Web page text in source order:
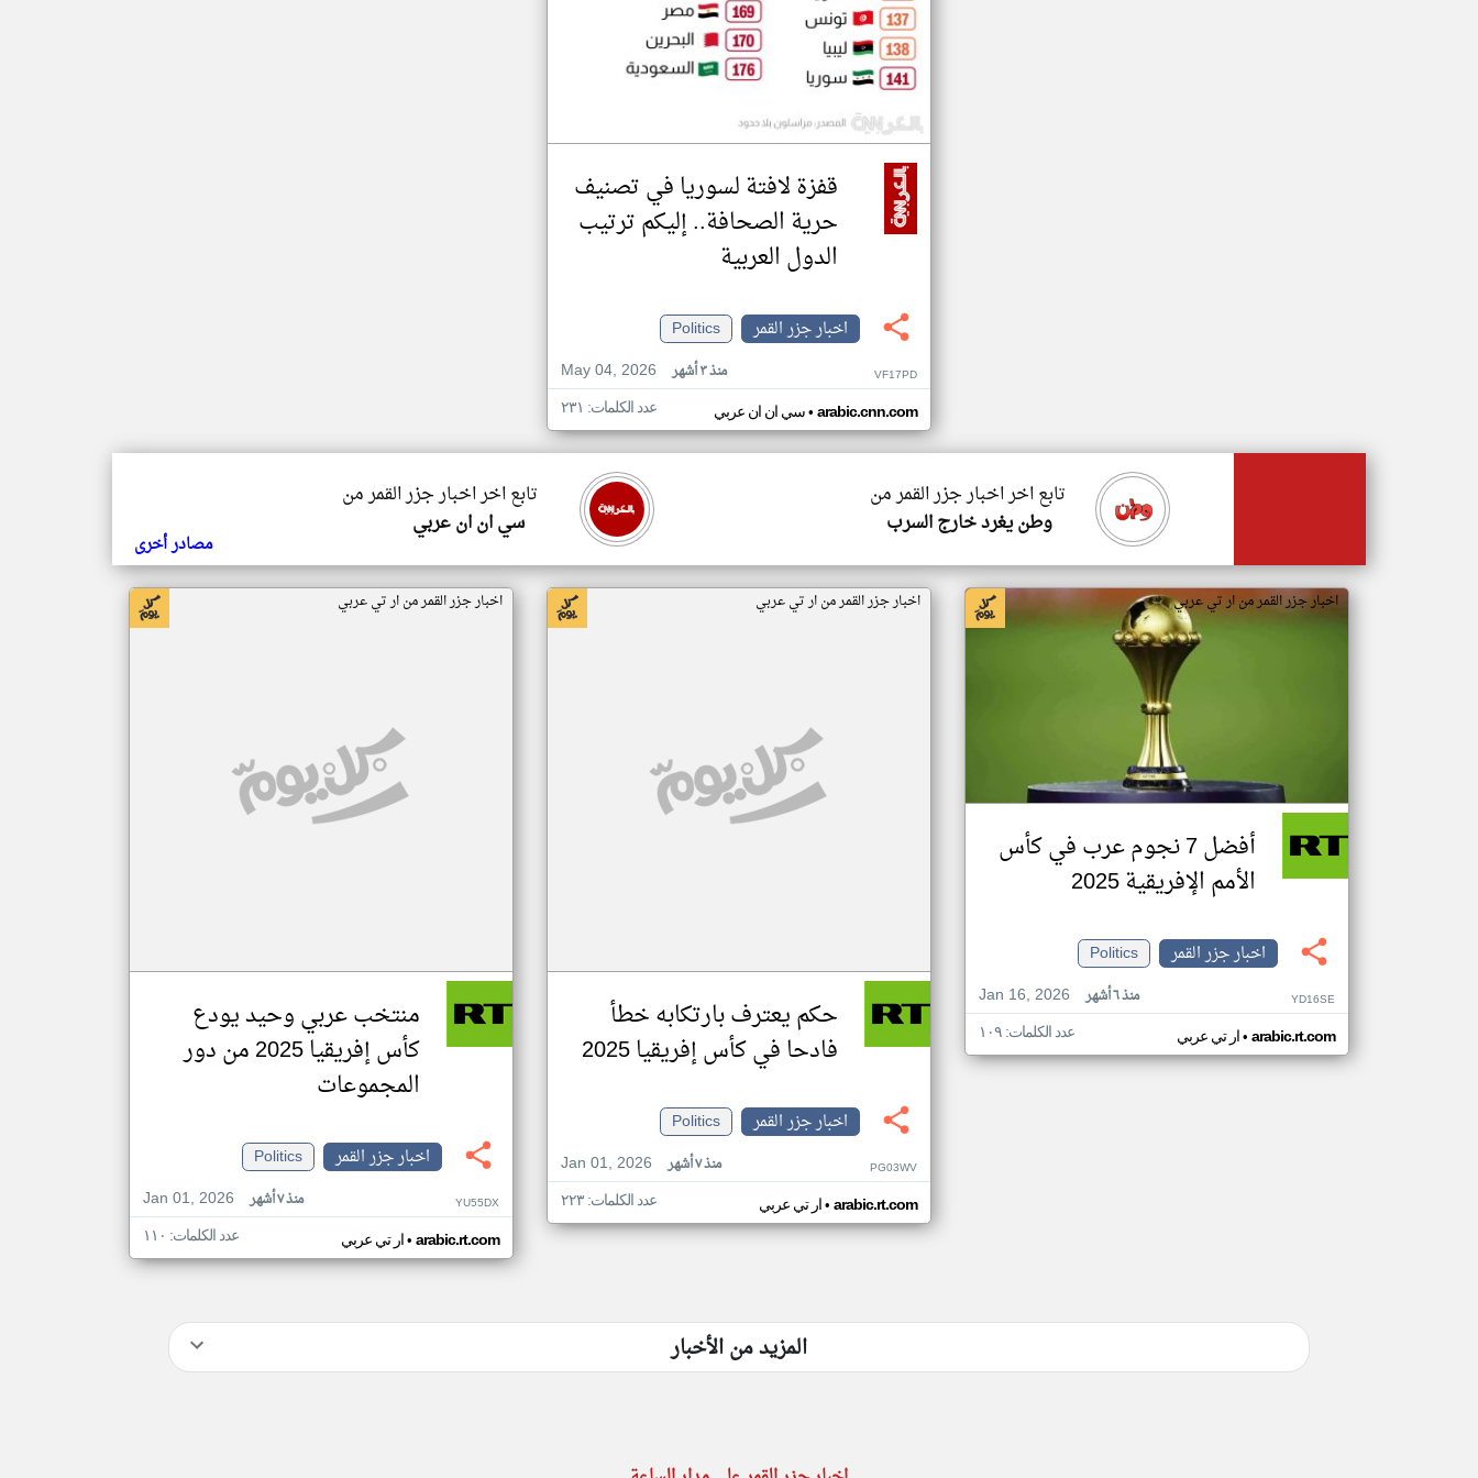
قفزة لافتة لسوريا في تصنيف
حرية الصحافة.. إليكم ترتيب
الدول العربية
اخبار جزر القمر
Politics
May 04, 2026
منذ ٣ أشهر VF17PD
سي ان ان عربي• arabic.cnn.com عدد الكلمات: ٢٣١
تابع اخر اخبار جزر القمر من
سي ان ان عربي
تابع اخر اخبار جزر القمر من
وطن يغرد خارج السرب
مصادر أخرى
اخبار جزر القمر من ار تي عربي
أفضل 7 نجوم عرب في كأس
الأمم الإفريقية 2025
اخبار جزر القمر
Politics
Jan 16, 2026
منذ ٦ أشهر YD16SE
ار تي عربي• arabic.rt.com عدد الكلمات: ١٠٩
اخبار جزر القمر من ار تي عربي
حكم يعترف بارتكابه خطأ
فادحا في كأس إفريقيا 2025
اخبار جزر القمر
Politics
Jan 01, 2026
منذ ٧ أشهر PG03WV
ار تي عربي• arabic.rt.com عدد الكلمات: ٢٢٣
اخبار جزر القمر من ار تي عربي
منتخب عربي وحيد يودع
كأس إفريقيا 2025 من دور
المجموعات
اخبار جزر القمر
Politics
Jan 01, 2026
منذ ٧ أشهر YU55DX
ار تي عربي• arabic.rt.com عدد الكلمات: ١١٠
المزيد من الأخبار